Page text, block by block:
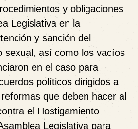
y obligaciones
Legislativa en la
y sanción del
sexual, así como los vacíos
en el caso para
políticos dirigidos a
que deben hacer al
el Hostigamiento
Legislativa para